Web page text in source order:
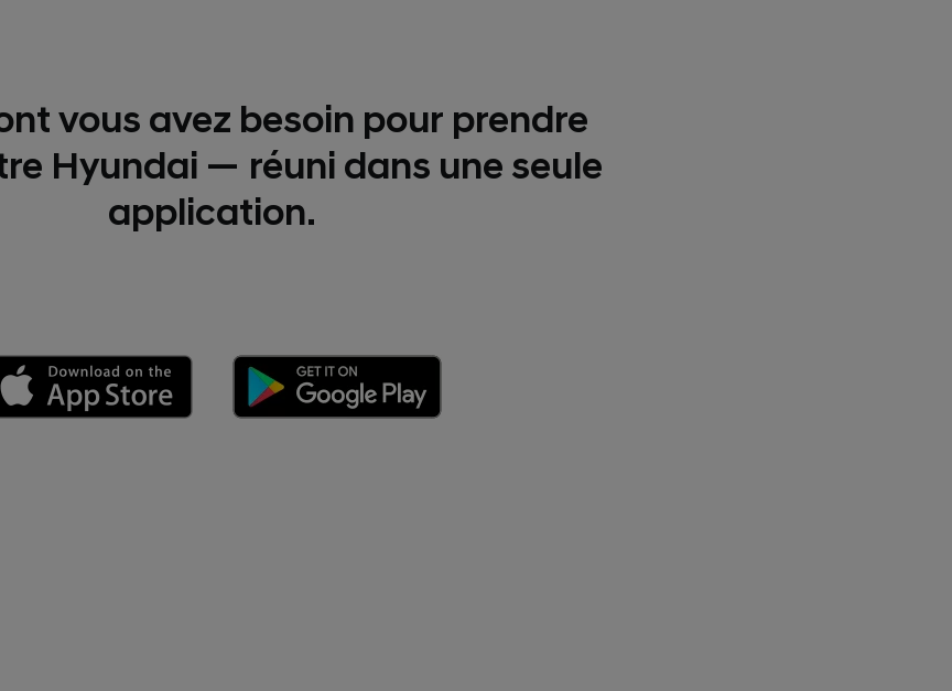
vous avez besoin pour prendre
Hyundai — réuni dans une seule
application.